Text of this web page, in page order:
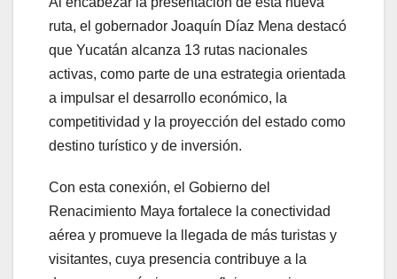
ruta, el gobernador Joaquín Díaz Mena destacó
que Yucatán alcanza 13 rutas nacionales
activas, como parte de una estrategia orientada
a impulsar el desarrollo económico, la
competitividad y la proyección del estado como
destino turístico y de inversión.
Con esta conexión, el Gobierno del
Renacimiento Maya fortalece la conectividad
aérea y promueve la llegada de más turistas y
visitantes, cuya presencia contribuye a la